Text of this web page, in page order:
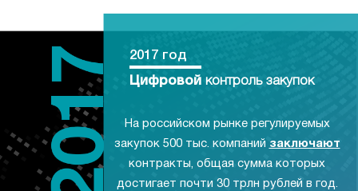
2017 год
Цифровой контроль закупок
На российском рынке регулируемых
закупок 500 тыс. компаний заключают
контракты, общая сумма которых
достигает почти 30 трлн рублей в год.